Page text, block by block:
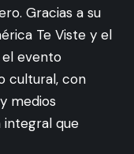
Gracias a su
Te Viste y el
el evento
cultural, con
medios
integral que